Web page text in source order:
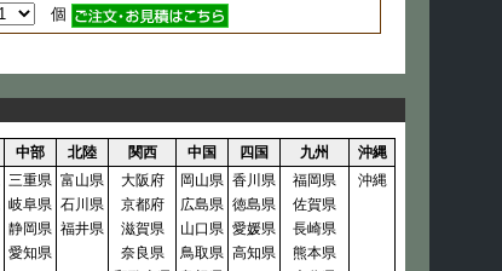
個
中部 北陸 関西 中国 四国 九州
沖縄
三重県
岐阜県
静岡県
愛知県
富山県
石川県
福井県
大阪府
京都府
滋賀県
奈良県
岡山県
広島県
山口県
鳥取県
香川県
徳島県
愛媛県
高知県
福岡県
佐賀県
長崎県
熊本県
沖縄